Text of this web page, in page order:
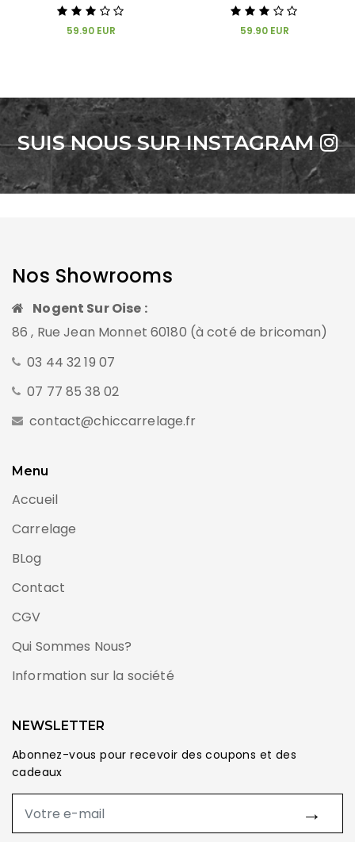
59.90 EUR 59.90 EUR
SUIS NOUS SUR INSTAGRAM
Nos Showrooms
Nogent Sur Oise :
86 , Rue Jean Monnet 60180 (à coté de bricoman)
03 44 32 19 07
07 77 85 38 02
contact@chiccarrelage.fr
Menu
Accueil
Carrelage
BLog
Contact
CGV
Qui Sommes Nous?
Information sur la société
NEWSLETTER
Abonnez-vous pour recevoir des coupons et des
cadeaux
→